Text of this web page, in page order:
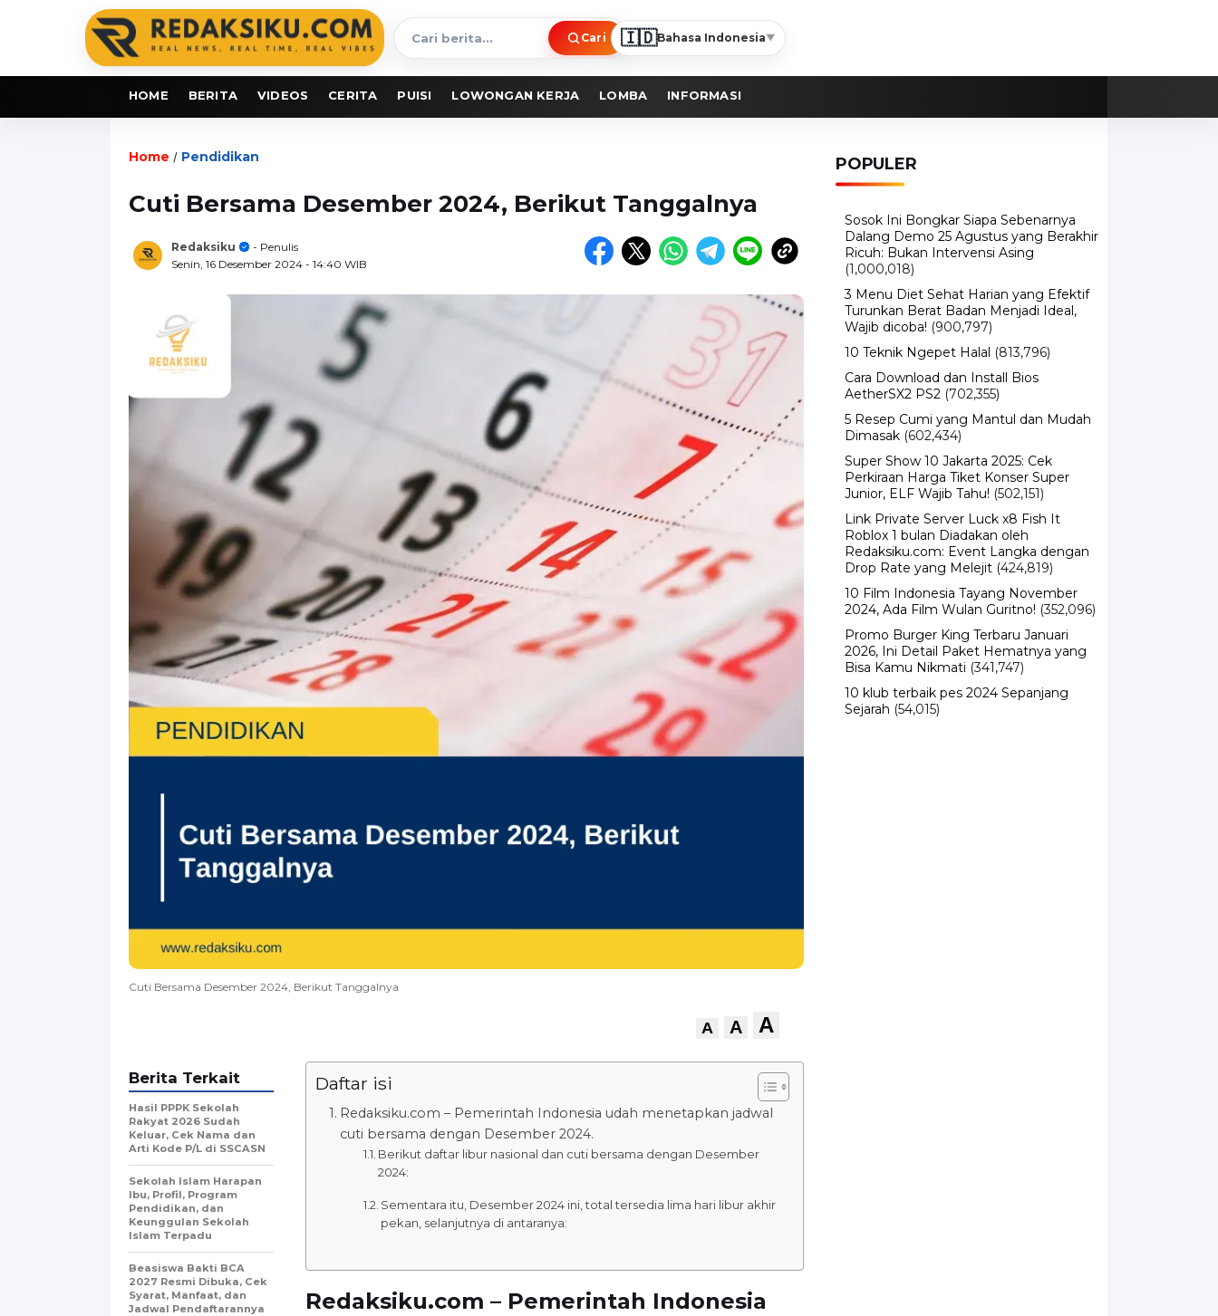
Cari
berita
Cari 🇮🇩Bahasa Indonesia▼
HOME BERITA VIDEOS CERITA PUISI LOWONGAN KERJA LOMBA INFORMASI
Home / Pendidikan
Cuti Bersama Desember 2024, Berikut Tanggalnya
Redaksiku
- Penulis
Senin, 16 Desember 2024 - 14:40 WIB
Cuti Bersama Desember 2024, Berikut Tanggalnya
A A A
Daftar isi
Redaksiku.com – Pemerintah Indonesia udah menetapkan jadwal
cuti bersama dengan Desember 2024.
Berikut daftar libur nasional dan cuti bersama dengan Desember
2024:
Sementara itu, Desember 2024 ini, total tersedia lima hari libur akhir
pekan, selanjutnya di antaranya:
Redaksiku.com – Pemerintah Indonesia
Berita Terkait
Hasil PPPK Sekolah
Rakyat 2026 Sudah
Keluar, Cek Nama dan
Arti Kode P/L di SSCASN
Sekolah Islam Harapan
Ibu, Profil, Program
Pendidikan, dan
Keunggulan Sekolah
Islam Terpadu
Beasiswa Bakti BCA
2027 Resmi Dibuka, Cek
Syarat, Manfaat, dan
Jadwal Pendaftarannya
POPULER
Sosok Ini Bongkar Siapa Sebenarnya
Dalang Demo 25 Agustus yang Berakhir
Ricuh: Bukan Intervensi Asing
(1,000,018)
3 Menu Diet Sehat Harian yang Efektif
Turunkan Berat Badan Menjadi Ideal,
Wajib dicoba! (900,797)
10 Teknik Ngepet Halal (813,796)
Cara Download dan Install Bios
AetherSX2 PS2 (702,355)
5 Resep Cumi yang Mantul dan Mudah
Dimasak (602,434)
Super Show 10 Jakarta 2025: Cek
Perkiraan Harga Tiket Konser Super
Junior, ELF Wajib Tahu! (502,151)
Link Private Server Luck x8 Fish It
Roblox 1 bulan Diadakan oleh
Redaksiku.com: Event Langka dengan
Drop Rate yang Melejit (424,819)
10 Film Indonesia Tayang November
2024, Ada Film Wulan Guritno! (352,096)
Promo Burger King Terbaru Januari
2026, Ini Detail Paket Hematnya yang
Bisa Kamu Nikmati (341,747)
10 klub terbaik pes 2024 Sepanjang
Sejarah (54,015)